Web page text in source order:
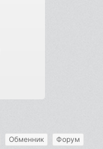
Обменник Форум